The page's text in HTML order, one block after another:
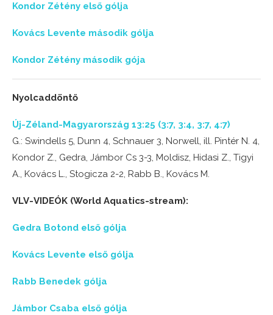
Kondor Zétény első gólja
Kovács Levente második gólja
Kondor Zétény második gója
Nyolcaddöntő
Új-Zéland-Magyarország 13:25 (3:7, 3:4, 3:7, 4:7)
G.: Swindells 5, Dunn 4, Schnauer 3, Norwell, ill. Pintér N. 4,
Kondor Z., Gedra, Jámbor Cs 3-3, Moldisz, Hidasi Z., Tigyi
A., Kovács L., Stogicza 2-2, Rabb B., Kovács M.
VLV-VIDEÓK (World Aquatics-stream):
Gedra Botond első gólja
Kovács Levente első gólja
Rabb Benedek gólja
Jámbor Csaba első gólja